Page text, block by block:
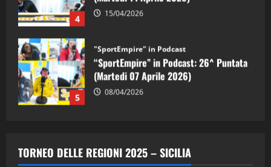
5 08/04/2026
1
"SportEmpire" in Podcast
“SportEmpire” in Podcast: 30^ Puntata
(Martedi 05 Maggio 2026)
08/05/2026
“SportEmpire” in Podcast: 29^ Puntata
(Martedi 28 Aprile 2026)
TORNEO DELLE REGIONI 2025 – SICILIA